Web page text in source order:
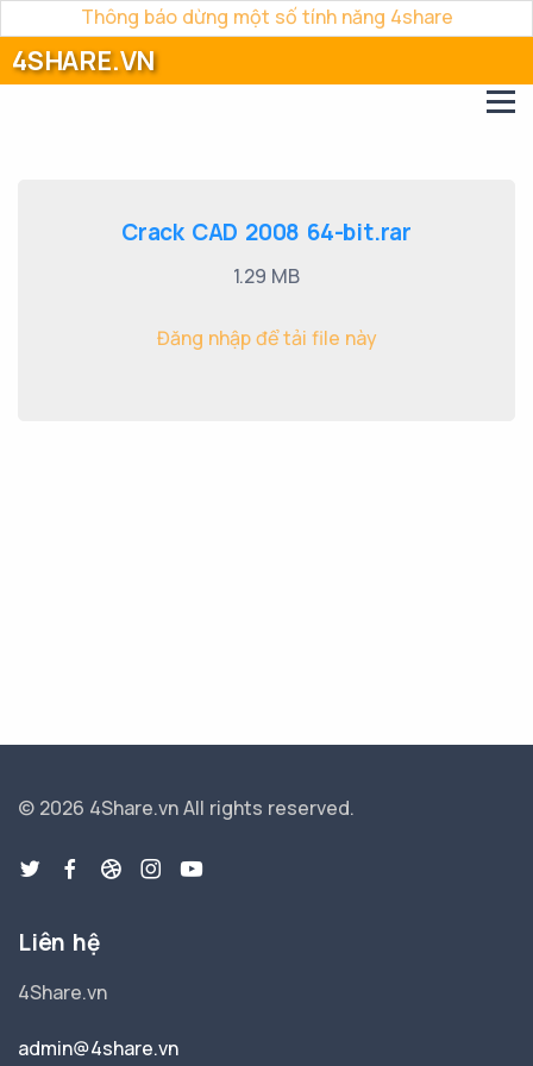
Thông báo dừng một số tính năng 4share
4SHARE.VN
Crack CAD 2008 64-bit.rar
1.29 MB
Đăng nhập để tải file này
© 2026 4Share.vnAll rights reserved.
Liên hệ
4Share.vn
admin@4share.vn